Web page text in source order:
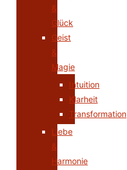
&
Glück
Geist
&
Magie
Intuition
Klarheit
Transformation
Liebe
&
Harmonie